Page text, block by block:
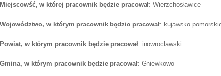
Miejscowść, w której pracownik będzie pracował: Wierzchosławice
Województwo, w którym pracownik będzie pracował: kujawsko-
Powiat, w którym pracownik będzie pracował: inowrocławski
Gmina, w którym pracownik będzie pracował: Gniewkowo